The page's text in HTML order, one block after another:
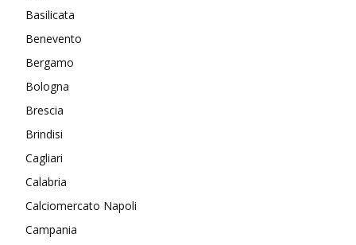
Basilicata
Benevento
Bergamo
Bologna
Brescia
Brindisi
Cagliari
Calabria
Calciomercato Napoli
Campania